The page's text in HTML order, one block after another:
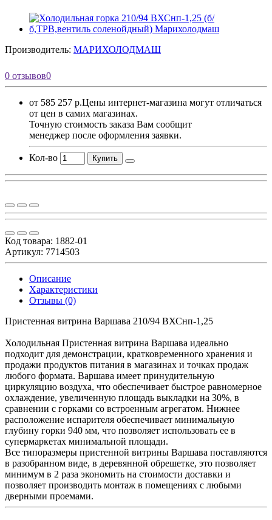
Производитель: МАРИХОЛОДМАШ
0 отзывов0
от 585 257 р.Цены интернет-магазина могут отличаться
от цен в самих магазинах.
Точную стоимость заказа Вам сообщит
менеджер после оформления заявки.
Кол-во Купить
Код товара: 1882-01
Артикул: 7714503
Описание
Характеристики
Отзывы (0)
Пристенная витрина Варшава 210/94 ВХСнп-1,25
Холодильная Пристенная витрина Варшава идеально
подходит для демонстрации, кратковременного хранения и
продажи продуктов питания в магазинах и точках продаж
любого формата. Варшава имеет принудительную
циркуляцию воздуха, что обеспечивает быстрое равномерное
охлаждение, увеличенную площадь выкладки на 30%, в
сравнении с горками со встроенным агрегатом. Нижнее
расположение испарителя обеспечивает минимальную
глубину горки 940 мм, что позволяет использовать ее в
супермаркетах минимальной площади.
Все типоразмеры пристенной витрины Варшава поставляются
в разобранном виде, в деревянной обрешетке, это позволяет
минимум в 2 раза экономить на стоимости доставки и
позволяет производить монтаж в помещениях с любыми
дверными проемами.